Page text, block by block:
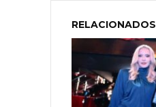
RELACIONADOS